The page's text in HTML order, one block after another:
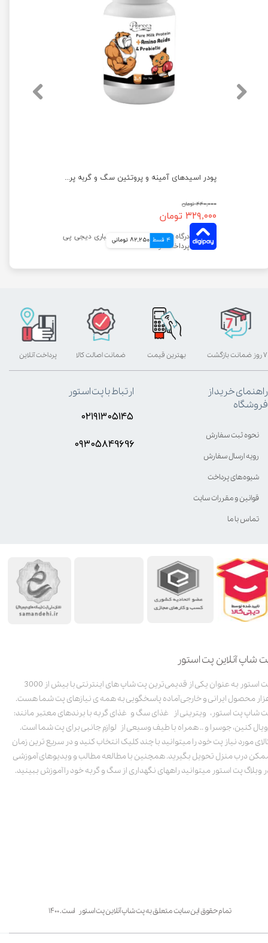
پودر اسیدهای آمینه و پروتئین سگ و گربه پرسا وزن 200 گرم
۴۴۰,۰۰۰ تومان
۳۲۹,۰۰۰ تومان
4 قسط 82,250 تومانی
شاپ آنلاین پت استور
پت استور به عنوان یکی از قدیمی‌ترین پت شاپ های اینترنتی با بیش از 3000
محصول ایرانی و خارجی آماده پاسخگویی به همه ی نیازهای پت شما هست.
شاپ پت استور، ویترینی از غذای سگ و غذای گربه با برندهای معتبر مانند:
کنین، جوسرا و .. همراه با طیف وسیعی از لوازم جانبی برای پت شما است.
مورد نیاز پت خود را میتوانید با چند کلیک انتخاب کنید و در سریع ترین زمان
درب منزل تحویل بگیرید. همچنین با مطالعه مطالب و ویدیوهای آموزشی
وبلاگ پت استور میتوانید راههای نگهداری از سگ و گربه خود را آموزش ببینید.
تمام حقوق این سایت متعلق به پت شاپ آنلاین پت استور است. ۱۴۰۰
بهترین قیمت پرداخت آنلاین ۷ روز ضمانت بازگشت ضمانت اصالت کالا
راهنمای خرید از
فروشگاه
نحوه ثبت سفارش
رویه ارسال سفارش
شیوه‌های پرداخت
قوانین و مقررات سایت
تماس با ما
ارتباط با پت استور
۰۲۱۹۱۳۰۵۱۴۵
۰۹۳۰۵8۴9696